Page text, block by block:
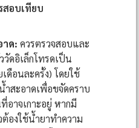
สอบเทียบ
าด: ควรตรวจสอบและ
ดอิเล็กโทรดเป็น
ดือนละครั้ง) โดยใช้
สะอาดเพื่อขจัดคราบ
าจเกาะอยู่ หากมี
องใช้น้ำยาทำความ